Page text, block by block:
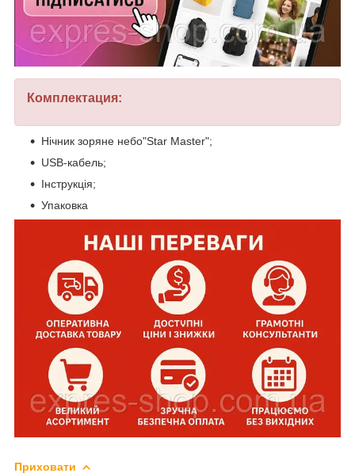
Комплектация:
Нічник зоряне небо"Star Master";
USB-кабель;
Інструкція;
Упаковка
Приховати